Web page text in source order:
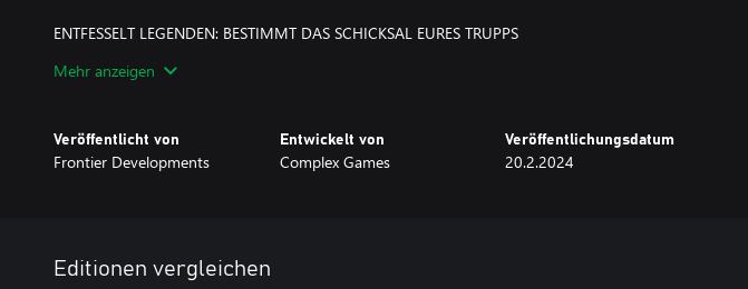
ENTFESSELT LEGENDEN: BESTIMMT DAS SCHICKSAL EURES TRUPPS
Edikt des Unheils, um mächtige Ausrüstung freizuschalten und eine breite Auswahl
Rüstung und Gesicht eurer Krieger an, um eure ganz persönlichen Helden zu erschaffen.
ihr eine epische Erzählung erlebt. Nutzt mächtige Psi-Fähigkeiten, stürzt euch in brutale Kämpfe
und vernichtet riesige Gegner in einer blutigen Zurschaustellung eures Könnens.
Mehr anzeigen
Veröffentlicht von
Frontier Developments
Entwickelt von
Complex Games
Veröffentlichungsdatum
20.2.2024
Editionen vergleichen